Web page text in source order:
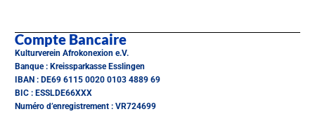
Compte Bancaire
Kulturverein Afrokonexion e.V.
Banque : Kreissparkasse Esslingen
IBAN : DE69 6115 0020 0103 4889 69
BIC : ESSLDE66XXX
Numéro d’enregistrement : VR724699